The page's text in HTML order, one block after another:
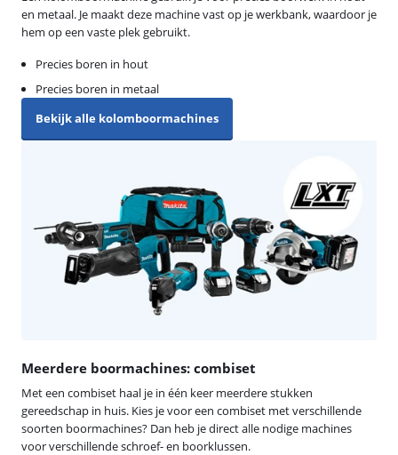
en metaal. Je maakt deze machine vast op je werkbank, waardoor je
hem op een vaste plek gebruikt.
Precies boren in hout
Precies boren in metaal
Bekijk alle kolomboormachines
Meerdere boormachines: combiset
Met een combiset haal je in één keer meerdere stukken
gereedschap in huis. Kies je voor een combiset met verschillende
soorten boormachines? Dan heb je direct alle nodige machines
voor verschillende schroef- en boorklussen.